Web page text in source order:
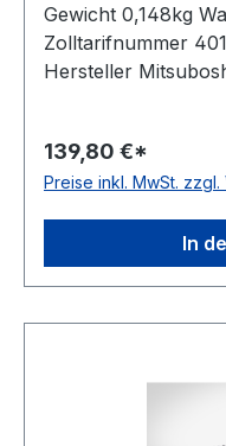
Gewicht 0,148kg
Zolltarifnummer
Hersteller
Material Neoprene
DIN 5296
139,80 €*
Preise inkl. MwSt.
In